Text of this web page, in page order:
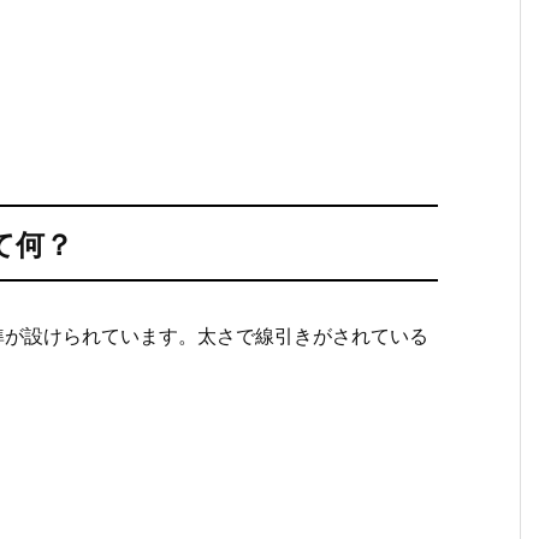
何？
設けられています。太さで線引きがされている